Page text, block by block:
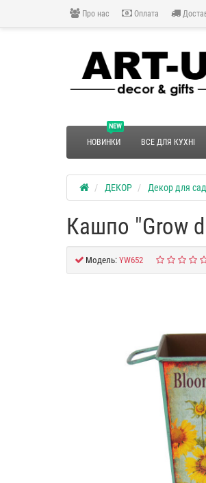
Про нас Оплата
NEW
НОВИНКИ ВСЕ ДЛЯ КУХНІ
ДЕКОР Декор для
Кашпо "Grow
Модель: YW652